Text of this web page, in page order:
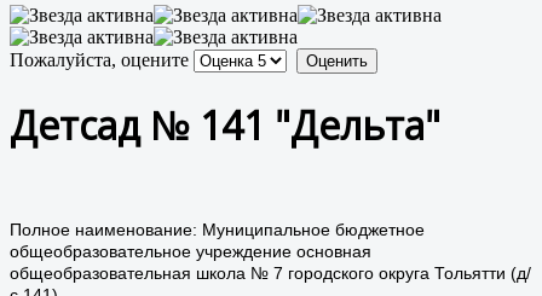
Пожалуйста, оцените
Детсад № 141 "Дельта"
Полное наименование: Муниципальное бюджетное
общеобразовательное учреждение основная
общеобразовательная школа № 7 городского округа Тольятти (д/